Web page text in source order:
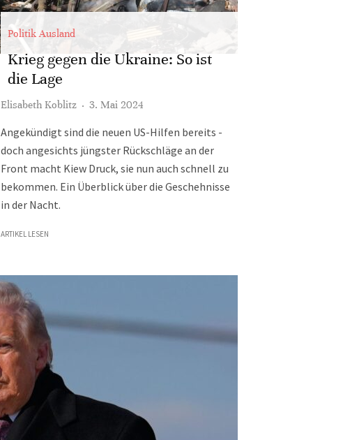
Politik Ausland
Krieg gegen die Ukraine: So ist
die Lage
Elisabeth Koblitz · 3. Mai 2024
Angekündigt sind die neuen US-Hilfen bereits -
doch angesichts jüngster Rückschläge an der
Front macht Kiew Druck, sie nun auch schnell zu
bekommen. Ein Überblick über die Geschehnisse
in der Nacht.
ARTIKEL LESEN